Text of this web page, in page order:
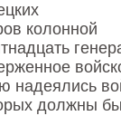
колонной
надеялись
должны